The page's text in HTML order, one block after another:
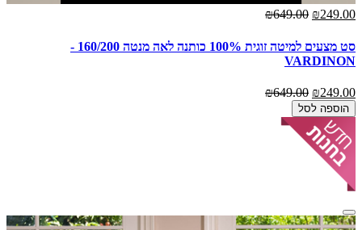
₪249.00
₪649.00
סט מצעים למיטה זוגית 100% כותנה לאה מנטה 160/200 -
VARDINON
₪249.00
₪649.00
הוספה לסל